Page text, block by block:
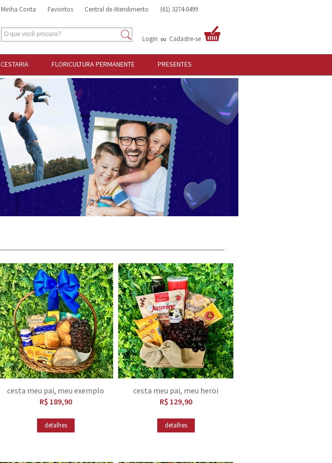
Minha Conta Favoritos Central de Atendimento (61) 3274-0499
Login ou Cadastre-se
CESTARIA FLORICULTURA PERMANENTE PRESENTES
cesta meu pai, meu exemplo
R$ 189,90
detalhes
cesta meu pai, meu heroi
R$ 129,90
detalhes